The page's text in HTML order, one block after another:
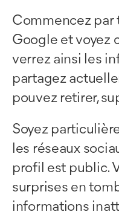
Commencez par
Google et voyez
verrez ainsi les
partagez
pouvez retirer,
Soyez
les réseaux
profil est public.
surprises en
informations